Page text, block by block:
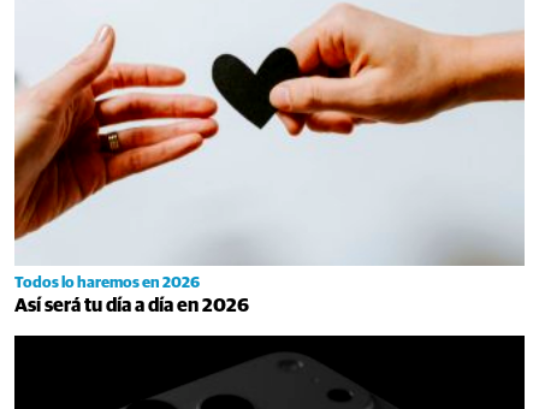
Todos lo haremos en 2026
Así será tu día a día en 2026